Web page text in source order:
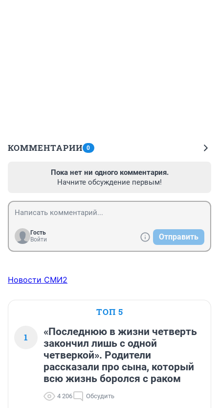
КОММЕНТАРИИ 0
Пока нет ни одного комментария.
Начните обсуждение первым!
Гость
Войти
Отправить
Новости СМИ2
ТОП 5
1
«Последнюю в жизни четверть
закончил лишь с одной
четверкой». Родители
рассказали про сына, который
всю жизнь боролся с раком
4 206 Обсудить